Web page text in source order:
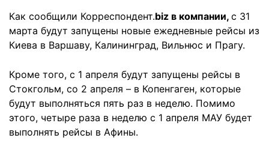
Как сообщили Корреспондент.biz в компании, с 31
марта будут запущены новые ежедневные рейсы из
Киева в Варшаву, Калининград, Вильнюс и Прагу.
Кроме того, с 1 апреля будут запущены рейсы в
Стокгольм, со 2 апреля – в Копенгаген, которые
будут выполняться пять раз в неделю. Помимо
этого, четыре раза в неделю с 1 апреля МАУ будет
выполнять рейсы в Афины.